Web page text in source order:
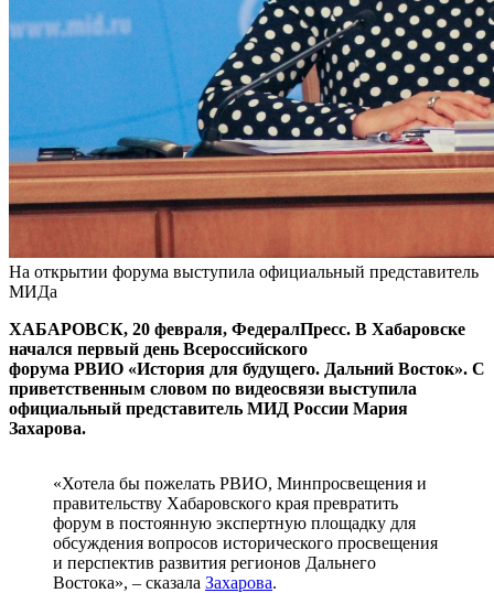
На открытии форума выступила официальный представитель
МИДа
ХАБАРОВСК, 20 февраля, ФедералПресс. В Хабаровске
начался первый день Всероссийского
форума РВИО «История для будущего. Дальний Восток». С
приветственным словом по видеосвязи выступила
официальный представитель МИД России Мария
Захарова.
«Хотела бы пожелать РВИО, Минпросвещения и
правительству Хабаровского края превратить
форум в постоянную экспертную площадку для
обсуждения вопросов исторического просвещения
и перспектив развития регионов Дальнего
Востока», – сказала Захарова.